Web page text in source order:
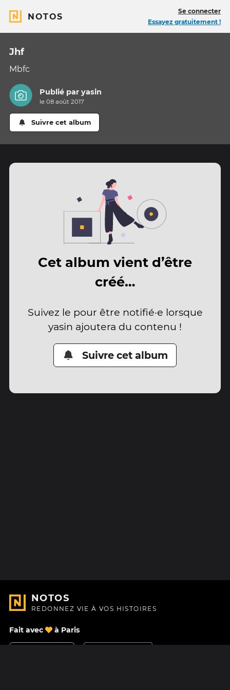
NOTOS
Se connecter
Essayez gratuitement !
Jhf
Mbfc
Publié paryasin
le 08 août 2017
Suivre cet album
Cet album vient d’être
créé…
Suivez le pour être notifié·e lorsque
yasin ajoutera du contenu !
Suivre cet album
NOTOS
REDONNEZ VIE À VOS HISTOIRES
Fait avec à Paris